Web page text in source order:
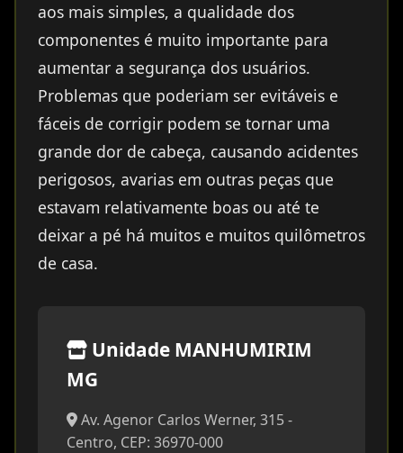
aos mais simples, a qualidade dos
componentes é muito importante para
aumentar a segurança dos usuários.
Problemas que poderiam ser evitáveis e
fáceis de corrigir podem se tornar uma
grande dor de cabeça, causando acidentes
perigosos, avarias em outras peças que
estavam relativamente boas ou até te
deixar a pé há muitos e muitos quilômetros
de casa.
Unidade MANHUMIRIM
MG
Av. Agenor Carlos Werner, 315 -
Centro, CEP: 36970-000